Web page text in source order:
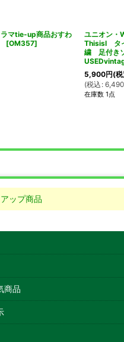
マtie-up商品おすわ
[OM357]
ユニオン・
ThisisI タ
繍 足付き
5,900円(
(税込 : 6,490
在庫数 1点
ップ商品
商品